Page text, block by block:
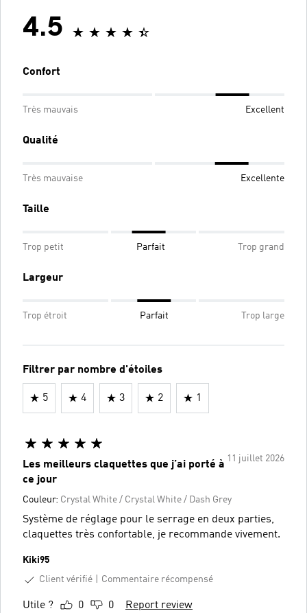
4.5
Confort
Très mauvais Excellent
Qualité
Très mauvaise Excellente
Taille
Trop petit Parfait Trop grand
Largeur
Trop étroit Parfait Trop large
Filtrer par nombre d'étoiles
5 4 3 2 1
11 juillet 2026
Les meilleurs claquettes que j’ai porté à
ce jour
Couleur: Crystal White / Crystal White / Dash Grey
Système de réglage pour le serrage en deux parties,
claquettes très confortable, je recommande vivement.
Kiki95
Client vérifié
Commentaire récompensé
Utile ? 0 0 Report review